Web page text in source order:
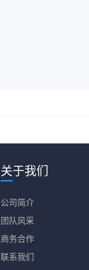
关于我们
公司简介
团队风采
商务合作
联系我们